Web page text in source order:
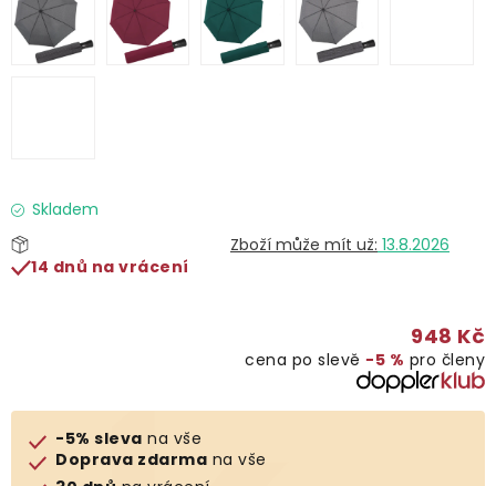
Gastro produkty
Klub výhod
Skladem
13.8.2026
14 dnů na vrácení
948 Kč
cena po slevě −5 % pro členy
-5% sleva na vše
Doprava zdarma na vše